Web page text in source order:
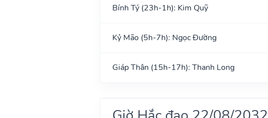
Bính Tý (23h-1h): Kim Quỹ
Kỷ Mão (5h-7h): Ngọc Đường
Giáp Thân (15h-17h): Thanh Long